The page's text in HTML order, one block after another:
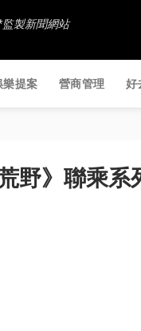
製新聞網站
樂提案 營商管理 好
野》聯乘系